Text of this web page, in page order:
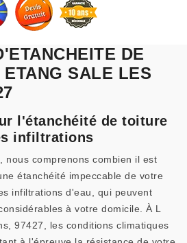
DE
SALE LES
l'étanchéité de toiture
infiltrations
nous comprenons combien il est
étanchéité impeccable de votre
infiltrations d'eau, qui peuvent
à votre domicile. À L
97427, les conditions climatiques